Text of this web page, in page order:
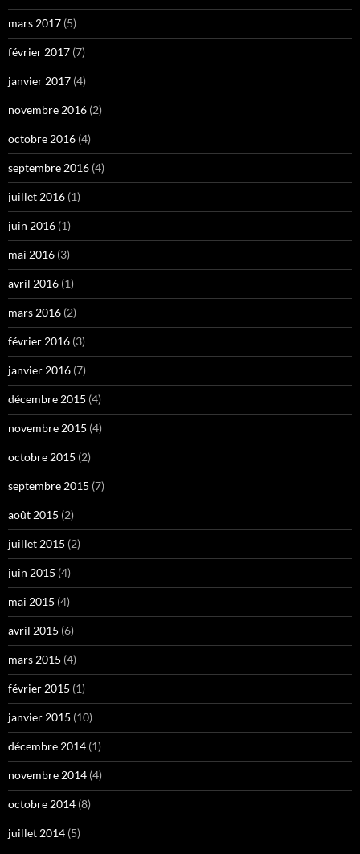
mars 2017 (5)
février 2017 (7)
janvier 2017 (4)
novembre 2016 (2)
octobre 2016 (4)
septembre 2016 (4)
juillet 2016 (1)
juin 2016 (1)
mai 2016 (3)
avril 2016 (1)
mars 2016 (2)
février 2016 (3)
janvier 2016 (7)
décembre 2015 (4)
novembre 2015 (4)
octobre 2015 (2)
septembre 2015 (7)
août 2015 (2)
juillet 2015 (2)
juin 2015 (4)
mai 2015 (4)
avril 2015 (6)
mars 2015 (4)
février 2015 (1)
janvier 2015 (10)
décembre 2014 (1)
novembre 2014 (4)
octobre 2014 (8)
juillet 2014 (5)